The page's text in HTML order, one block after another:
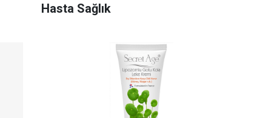
Hasta Sağlık